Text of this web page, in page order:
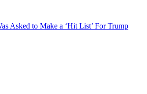
Asked to Make a ‘Hit List’ For Trump